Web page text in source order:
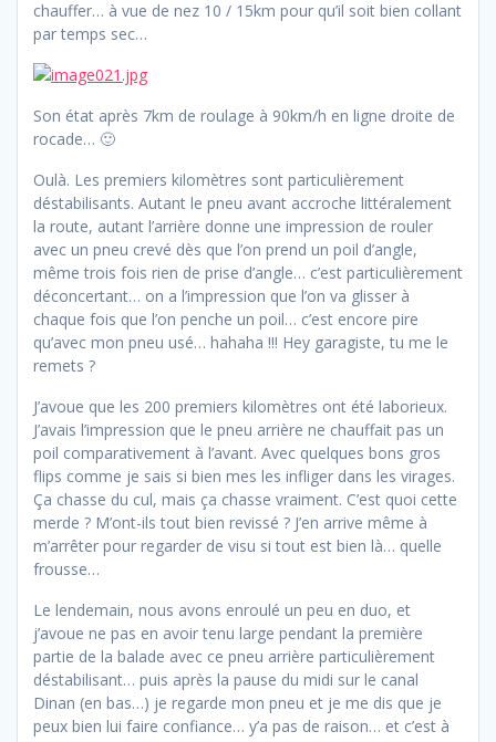
chauffer… à vue de nez 10 / 15km pour qu’il soit bien collant
par temps sec…
Son état après 7km de roulage à 90km/h en ligne droite de
rocade… 🙂
Oulà. Les premiers kilomètres sont particulièrement
déstabilisants. Autant le pneu avant accroche littéralement
la route, autant l’arrière donne une impression de rouler
avec un pneu crevé dès que l’on prend un poil d’angle,
même trois fois rien de prise d’angle… c’est particulièrement
déconcertant… on a l’impression que l’on va glisser à
chaque fois que l’on penche un poil… c’est encore pire
qu’avec mon pneu usé… hahaha !!! Hey garagiste, tu me le
remets ?
J’avoue que les 200 premiers kilomètres ont été laborieux.
J’avais l’impression que le pneu arrière ne chauffait pas un
poil comparativement à l’avant. Avec quelques bons gros
flips comme je sais si bien mes les infliger dans les virages.
Ça chasse du cul, mais ça chasse vraiment. C’est quoi cette
merde ? M’ont-ils tout bien revissé ? J’en arrive même à
m’arrêter pour regarder de visu si tout est bien là… quelle
frousse…
Le lendemain, nous avons enroulé un peu en duo, et
j’avoue ne pas en avoir tenu large pendant la première
partie de la balade avec ce pneu arrière particulièrement
déstabilisant… puis après la pause du midi sur le canal
Dinan (en bas…) je regarde mon pneu et je me dis que je
peux bien lui faire confiance… y’a pas de raison… et c’est à